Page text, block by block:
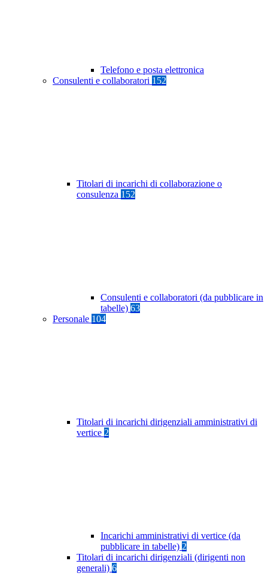
Telefono e posta elettronica
Consulenti e collaboratori 152
Titolari di incarichi di collaborazione o
consulenza 152
Consulenti e collaboratori (da pubblicare in
tabelle) 63
Personale 104
Titolari di incarichi dirigenziali amministrativi di
vertice 2
Incarichi amministrativi di vertice (da
pubblicare in tabelle) 2
Titolari di incarichi dirigenziali (dirigenti non
generali) 6